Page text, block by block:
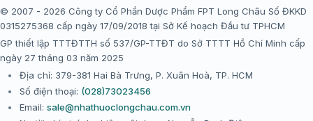
Thể lệ chương trình “Tích điểm nhận đặc quyền”
© 2007 - 2026 Công ty Cổ Phần Dược Phẩm FPT Long Châu Số ĐKKD
0315275368 cấp ngày 17/09/2018 tại Sở Kế hoạch Đầu tư TPHCM
GP thiết lập TTTĐTTH số 537/GP-TTĐT do Sở TTTT Hồ Chí Minh cấp
ngày 27 tháng 03 năm 2025
Địa chỉ: 379-381 Hai Bà Trưng, P. Xuân Hoà, TP. HCM
Số điện thoại: (028)73023456
Email: sale@nhathuoclongchau.com.vn